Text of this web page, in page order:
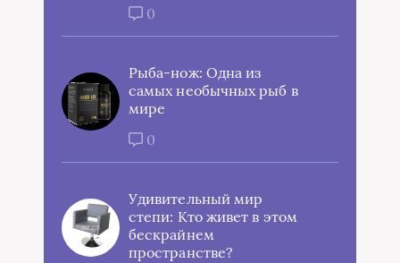
0
Рыба-нож: Одна из
самых необычных рыб в
мире
0
Удивительный мир
степи: Кто живет в этом
бескрайнем
пространстве?